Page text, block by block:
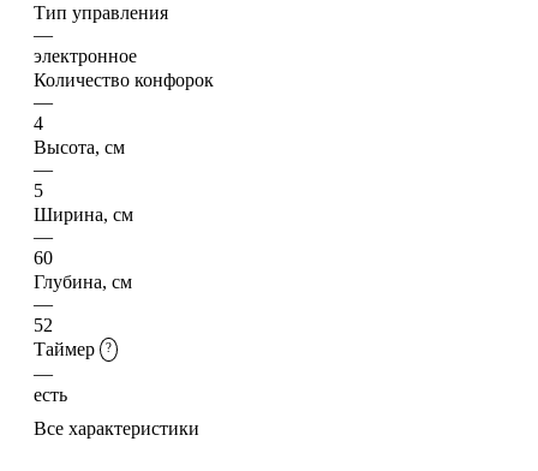
Тип управления
—
электронное
Количество конфорок
—
4
Высота, см
—
5
Ширина, см
—
60
Глубина, см
—
52
Таймер
?
—
есть
Все характеристики